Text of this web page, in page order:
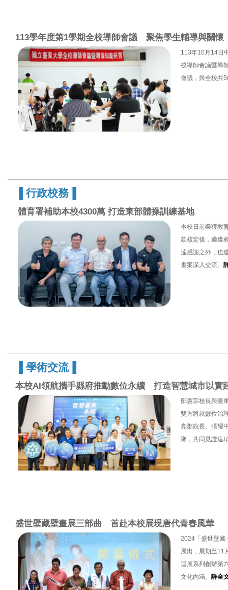
113學年度第1學期全校導師會議 聚焦學生輔導與關懷
113年10月14日
校導師會議暨導
會議，與全校共
行政校務▐
體育署補助本校4300萬 打造東部體操訓練基地
本校日前榮獲教
款核定後，適逢
達感謝之外，也
畫案深入交流。
學術交流▐
本校AI領航攜手縣府推動數位永續 打造智慧城市以實
鄭憲宗校長與臺
雙方將就數位治
亮郡院長、張耀
隊，共同見證這
盛世壁藏壁畫展三部曲 首赴本校展現唐代青春風華
2024「盛世壁藏
展出，展期至11
迴展系列創辦第
文化內涵。 詳全